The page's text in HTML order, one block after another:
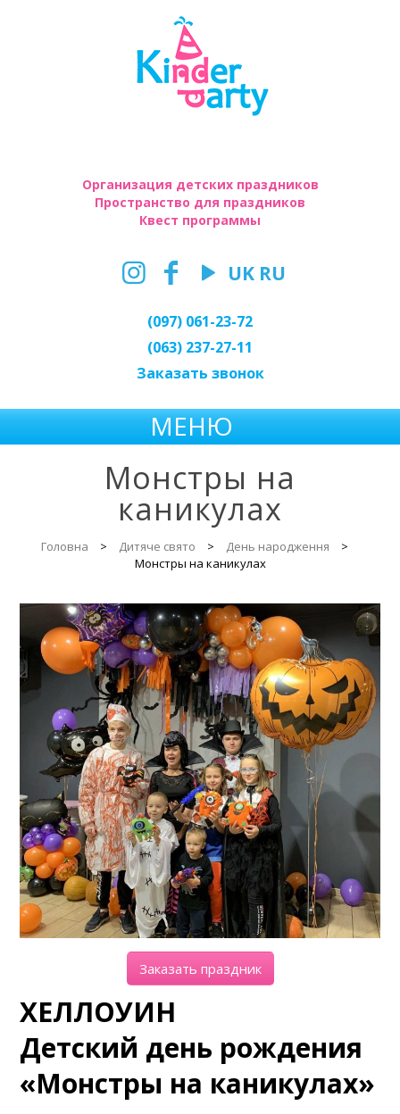
Организация детских праздников
Пространство для праздников
Квест программы
UK RU
(097) 061-23-72
(063) 237-27-11
Заказать звонок
МЕНЮ
Монстры на
каникулах
Головна > Дитяче свято > День народження >
Монстры на каникулах
Заказать праздник
ХЕЛЛОУИН
Детский день рождения
«Монстры на каникулах»